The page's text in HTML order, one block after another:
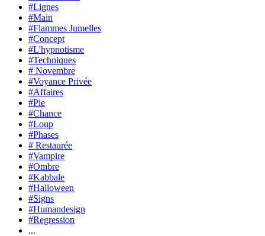
#Lignes
#Main
#Flammes Jumelles
#Concept
#L'hypnotisme
#Techniques
# Novembre
#Voyance Privée
#Affaires
#Pie
#Chance
#Loup
#Phases
# Restaurée
#Vampire
#Ombre
#Kabbale
#Halloween
#Signs
#Humandesign
#Regression
...